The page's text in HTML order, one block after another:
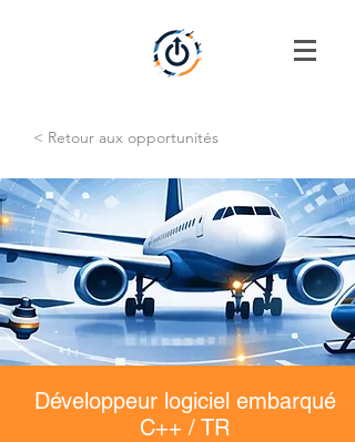
< Retour aux opportunités
Développeur logiciel embarqué
C++ / TR